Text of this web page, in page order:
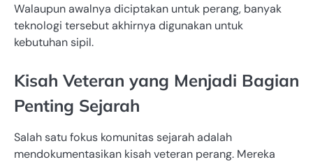
Walaupun awalnya diciptakan untuk perang, banyak
teknologi tersebut akhirnya digunakan untuk
kebutuhan sipil.
Kisah Veteran yang Menjadi Bagian
Penting Sejarah
Salah satu fokus komunitas sejarah adalah
mendokumentasikan kisah veteran perang. Mereka